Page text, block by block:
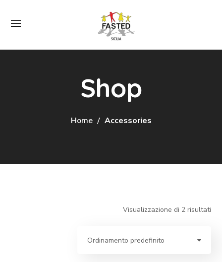
Shop
Home Accessories
Visualizzazione di 2 risultati